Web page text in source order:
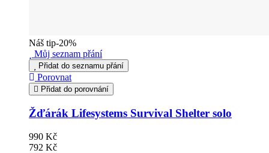
Náš tip-20%
Můj seznam přání
Přidat do seznamu přání
Porovnat
Přidat do porovnání
Žďárák Lifesystems Survival Shelter solo
990 Kč
792 Kč